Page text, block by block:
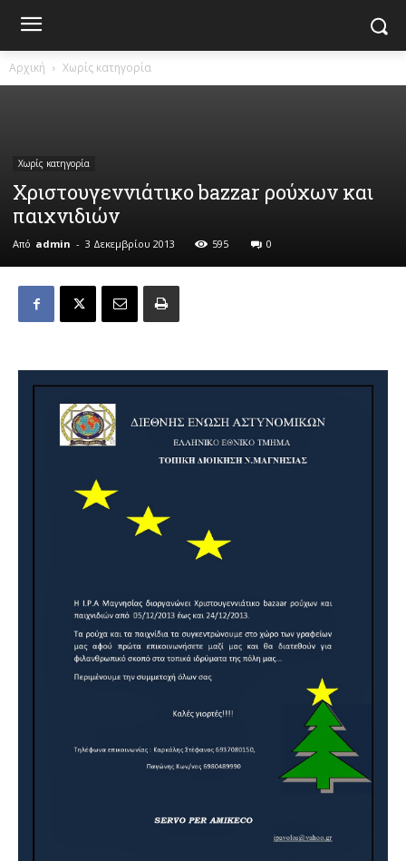
Αρχική Χωρίς κατηγορία
Χωρίς κατηγορία
Χριστουγεννιάτικο bazzar ρούχων και
παιχνιδιών
Από admin - 3 Δεκεμβρίου 2013 595 0